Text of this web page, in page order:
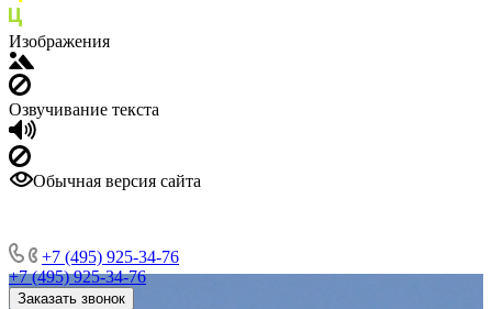
Изображения
Озвучивание текста
Обычная версия сайта
+7 (495) 925-34-76
+7 (495) 925-34-76
Заказать звонок